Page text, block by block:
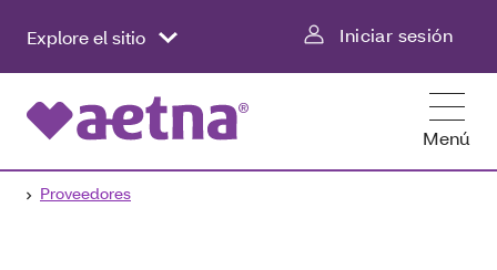
Explore el sitio Iniciar sesión
Menú
Proveedores